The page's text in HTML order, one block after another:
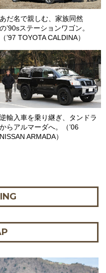
あだ名で親しむ、家族同然
の’90sステーションワゴン。
（’97 TOYOTA CALDINA）
逆輸入車を乗り継ぎ、タンドラ
からアルマーダへ。（’06
NISSAN ARMADA）